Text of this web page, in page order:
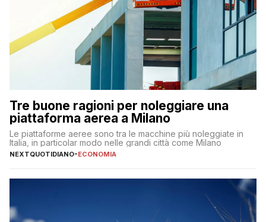
Tre buone ragioni per noleggiare una
piattaforma aerea a Milano
Le piattaforme aeree sono tra le macchine più noleggiate in
Italia, in particolar modo nelle grandi città come Milano
NEXTQUOTIDIANO-ECONOMIA